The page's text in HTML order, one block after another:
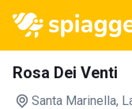
Rosa Dei Venti
Santa Marinella,